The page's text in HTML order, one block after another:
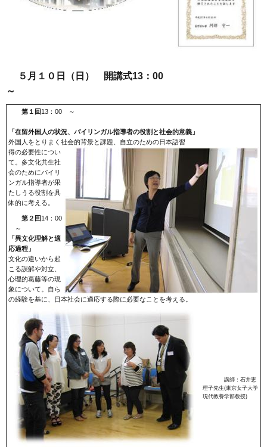
５月１０日（日） 開講式13：00
～
第１回 13：00 ～
「在留外国人の状況、バイリンガル指導者の役割と社会的意義」
外国人をとりまく社会的背景と課題、自立のための日本語習
得の必要性につい
て。多文化共生社
会のためにバイリ
ンガル指導者が果
たしうる役割を具
体的に考える。
第２回 14：00
～
「異文化理解と適
応過程」
文化の違いから起
こる誤解や対立、
心理的葛藤等の現
象について。自ら
の経験を基に、日本社会に適応する際に必要なことを考える。
講師：石井恵
理子先生(東京女子大学
現代教養学部教授)